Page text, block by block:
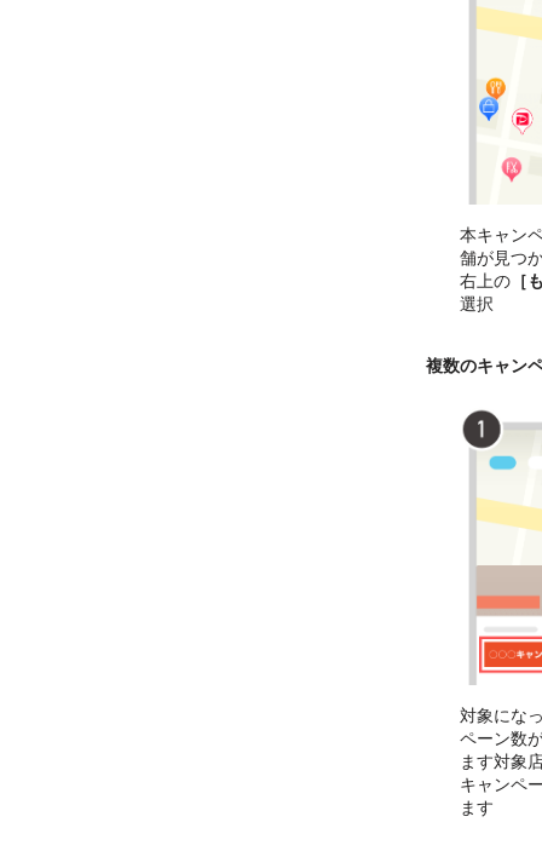
本キャン
舗が見つ
右上の ［
選択
複数のキャン
対象にな
ペーン数
ます対象
キャンペ
ます